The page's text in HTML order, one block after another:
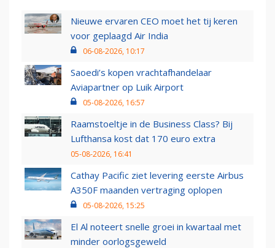
Nieuwe ervaren CEO moet het tij keren
voor geplaagd Air India
06-08-2026, 10:17
Saoedi’s kopen vrachtafhandelaar
Aviapartner op Luik Airport
05-08-2026, 16:57
Raamstoeltje in de Business Class? Bij
Lufthansa kost dat 170 euro extra
05-08-2026, 16:41
Cathay Pacific ziet levering eerste Airbus
A350F maanden vertraging oplopen
05-08-2026, 15:25
El Al noteert snelle groei in kwartaal met
minder oorlogsgeweld